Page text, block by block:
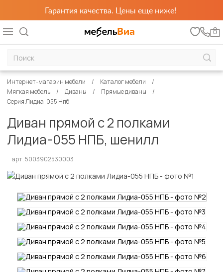
Гарантия качества. Цены еще ниже!
0
Интернет-магазин мебели
Каталог мебели
Мягкая мебель
Диваны
Прямые диваны
Серия Лидиа-055 Нпб
Диван прямой с 2 полками
Лидиа-055 НПБ, шенилл
арт. 5003902530003